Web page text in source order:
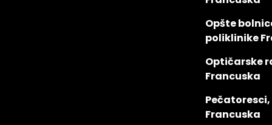
Opšte
poliklinike
Optičarske
Francuska
Francuska